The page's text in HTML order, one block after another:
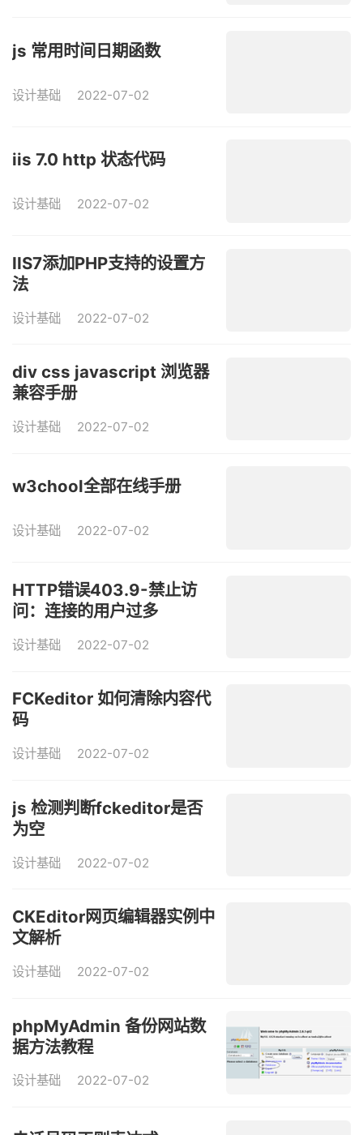
js 常用时间日期函数
设计基础 2022-07-02
iis 7.0 http 状态代码
设计基础 2022-07-02
IIS7添加PHP支持的设置方
法
设计基础 2022-07-02
div css javascript 浏览器
兼容手册
设计基础 2022-07-02
w3chool全部在线手册
设计基础 2022-07-02
HTTP错误403.9-禁止访
问：连接的用户过多
设计基础 2022-07-02
FCKeditor 如何清除内容代
码
设计基础 2022-07-02
js 检测判断fckeditor是否
为空
设计基础 2022-07-02
CKEditor网页编辑器实例中
文解析
设计基础 2022-07-02
phpMyAdmin 备份网站数
据方法教程
设计基础 2022-07-02